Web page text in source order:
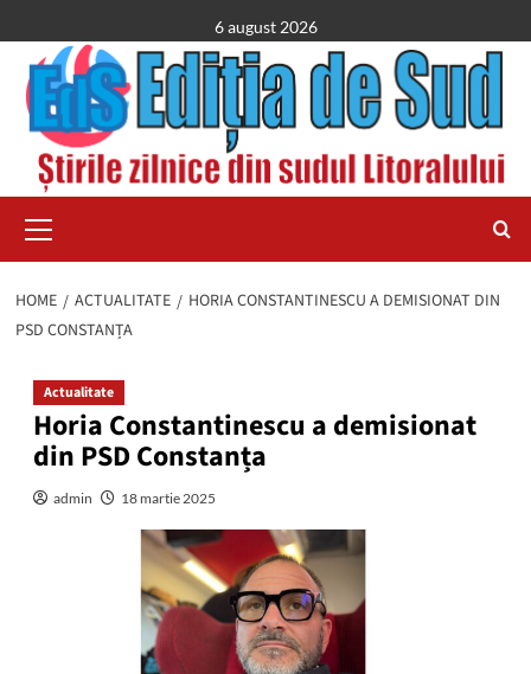
to
content
6 august 2026
Menu
HOME ACTUALITATE
HORIA CONSTANTINESCU A DEMISIONAT DIN
PSD CONSTANȚA
Actualitate
Horia Constantinescu a demisionat
din PSD Constanța
admin 18 martie 2025